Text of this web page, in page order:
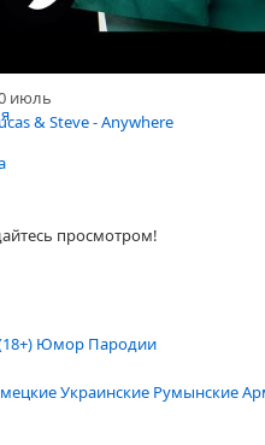
просмотром!
Юмор Пародии
Украинские Румынские
июль
& Steve - Anywhere